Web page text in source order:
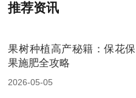
推荐资讯
果树种植高产秘籍：保花保
果施肥全攻略
2026-05-05